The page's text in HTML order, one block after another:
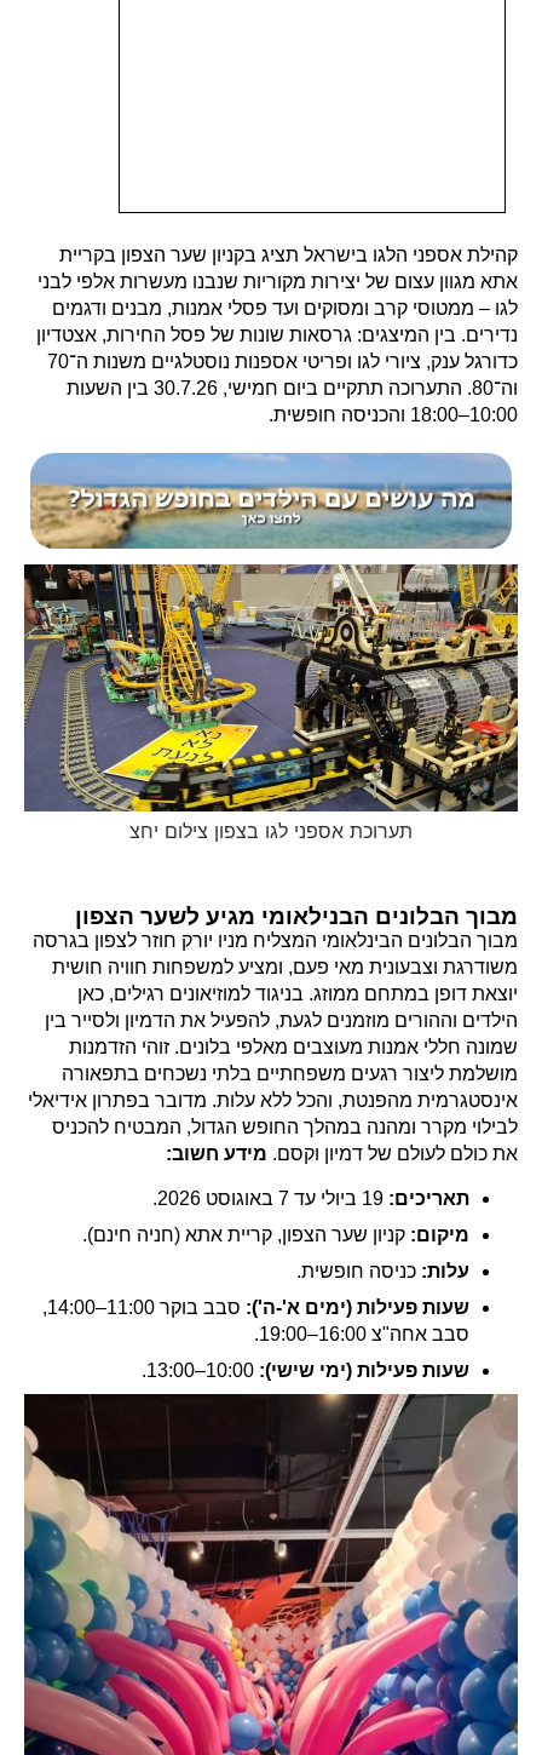
קהילת אספני הלגו בישראל תציג בקניון שער הצפון בקריית
אתא מגוון עצום של יצירות מקוריות שנבנו מעשרות אלפי לבני
לגו – ממטוסי קרב ומסוקים ועד פסלי אמנות, מבנים ודגמים
נדירים. בין המיצגים: גרסאות שונות של פסל החירות, אצטדיון
כדורגל ענק, ציורי לגו ופריטי אספנות נוסטלגיים משנות ה־70
וה־80. התערוכה תתקיים ביום חמישי, 30.7.26 בין השעות
10:00–18:00 והכניסה חופשית.
תערוכת אספני לגו בצפון צילום יחצ
מבוך הבלונים הבנילאומי מגיע לשער הצפון
מבוך הבלונים הבינלאומי המצליח מניו יורק חוזר לצפון בגרסה
משודרגת וצבעונית מאי פעם, ומציע למשפחות חוויה חושית
יוצאת דופן במתחם ממוזג. בניגוד למוזיאונים רגילים, כאן
הילדים וההורים מוזמנים לגעת, להפעיל את הדמיון ולסייר בין
שמונה חללי אמנות מעוצבים מאלפי בלונים. זוהי הזדמנות
מושלמת ליצור רגעים משפחתיים בלתי נשכחים בתפאורה
אינסטגרמית מהפנטת, והכל ללא עלות. מדובר בפתרון אידיאלי
לבילוי מקרר ומהנה במהלך החופש הגדול, המבטיח להכניס
את כולם לעולם של דמיון וקסם. מידע חשוב:
תאריכים:
מיקום: קניון שער הצפון, קריית אתא (חניה חינם).
עלות: כניסה חופשית.
שעות פעילות (ימים א'-ה'):
סבב בוקר 11:00–14:00,
סבב אחה"צ 16:00–19:00.
שעות פעילות (ימי שישי):